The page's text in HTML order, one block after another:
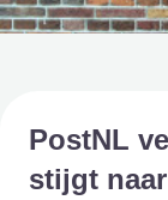
PostNL
stijgt